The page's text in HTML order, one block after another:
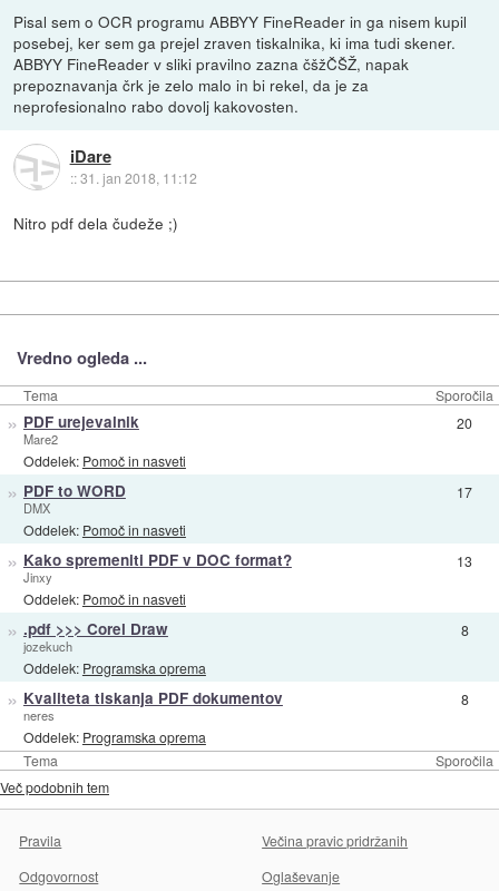
Pisal sem o OCR programu ABBYY FineReader in ga nisem kupil
posebej, ker sem ga prejel zraven tiskalnika, ki ima tudi skener.
ABBYY FineReader v sliki pravilno zazna čšžČŠŽ, napak
prepoznavanja črk je zelo malo in bi rekel, da je za
neprofesionalno rabo dovolj kakovosten.
iDare
::31. jan 2018, 11:12
Nitro pdf dela čudeže ;)
Vredno ogleda ...
Tema Sporočila
Tema Sporočila
» PDF urejevalnik
Mare2
Oddelek: Pomoč in nasveti
20
» PDF to WORD
DMX
Oddelek: Pomoč in nasveti
17
» Kako spremeniti PDF v DOC format?
Jinxy
Oddelek: Pomoč in nasveti
13
» .pdf >>> Corel Draw
jozekuch
Oddelek: Programska oprema
8
» Kvaliteta tiskanja PDF dokumentov
neres
Oddelek: Programska oprema
8
Več podobnih tem
Pravila
Večina pravic pridržanih
Odgovornost
Oglaševanje